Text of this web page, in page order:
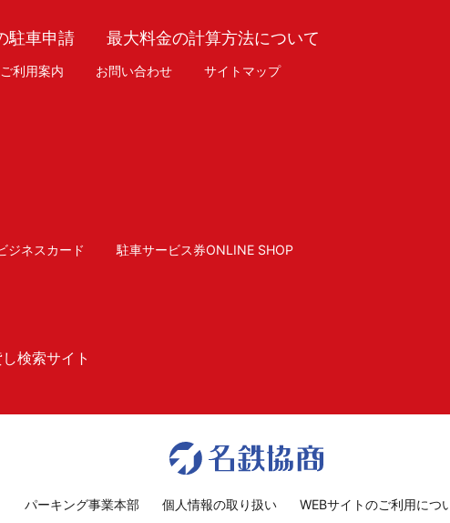
駐車申請 最大料金の計算方法について
ご利用案内 お問い合わせ サイトマップ
ジネスカード 駐車サービス券ONLINE SHOP
検索サイト
パーキング事業本部 個人情報の取り扱い WEBサイトのご利用につ